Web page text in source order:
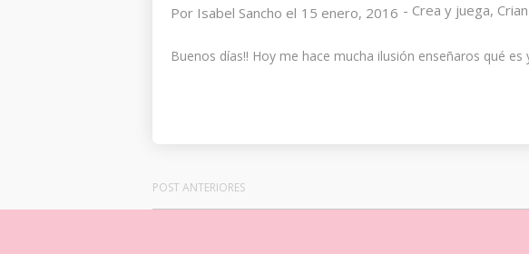
Por Isabel Sancho el 15 enero, 2016 - Crea y juega,
Buenos días!! Hoy me hace mucha ilusión enseñaros qué
POST ANTERIORES